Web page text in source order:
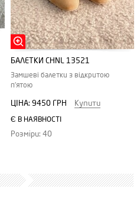
БАЛЕТКИ CHNL 13521
Замшеві балетки з відкритою
п'ятою
ЦІНА: 9450 ГРН Купити
Є В НАЯВНОСТІ
Розміри: 40